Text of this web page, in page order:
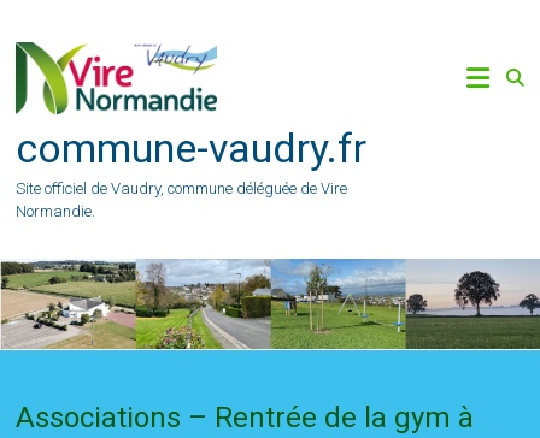
content
commune-vaudry.fr
Site officiel de Vaudry, commune déléguée de Vire
Normandie.
Associations – Rentrée de la gym à